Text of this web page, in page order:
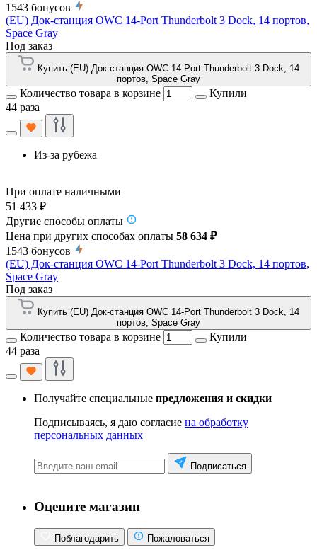
1543 бонусов
(EU) Док-станция OWC 14-Port Thunderbolt 3 Dock, 14 портов,
Space Gray
Под заказ
Купить (EU) Док-станция OWC 14-Port Thunderbolt 3 Dock, 14
портов, Space Gray
Количество товара в корзине
Купили
44 раза
Из-за рубежа
При оплате наличными
51 433 ₽
Другие способы оплаты
Цена при других способах оплаты 58 634 ₽
1543 бонусов
(EU) Док-станция OWC 14-Port Thunderbolt 3 Dock, 14 портов,
Space Gray
Под заказ
Купить (EU) Док-станция OWC 14-Port Thunderbolt 3 Dock, 14
портов, Space Gray
Количество товара в корзине
Купили
44 раза
Получайте специальные предложения и скидки
Подписываясь, я даю согласие на обработку
персональных данных
Подписаться
Оцените магазин
Поблагодарить Пожаловаться